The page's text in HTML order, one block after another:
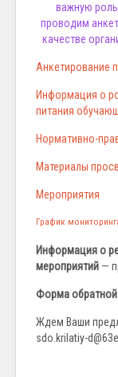
важную
проводим
качестве
Анкетирование
Информация о
питания
Нормативно-
Материалы
Мероприятия
График
Информация о
мероприятий —
Форма обратной
Ждем Ваши
sdo.krilatiy-